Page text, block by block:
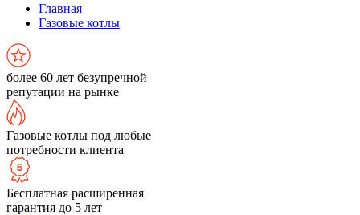
Главная
Газовые котлы
более 60 лет безупречной
репутации на рынке
Газовые котлы под любые
потребности клиента
Бесплатная расширенная
гарантия до 5 лет